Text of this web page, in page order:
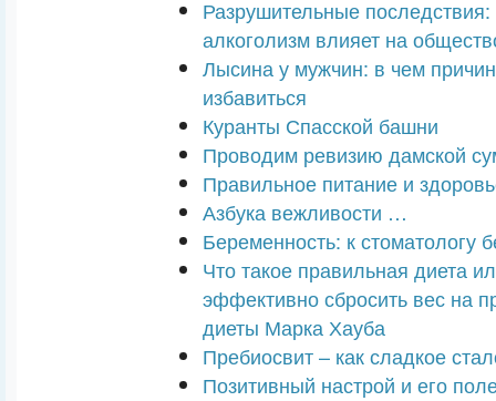
Разрушительные последствия:
алкоголизм влияет на
Лысина у мужчин: в чем
избавиться
Куранты Спасской башни
Проводим ревизию дамской
Правильное питание и
Азбука вежливости …
Беременность: к стоматологу
Что такое правильная диета
эффективно сбросить вес на
диеты Марка Хауба
Пребиосвит – как сладкое
Позитивный настрой и его